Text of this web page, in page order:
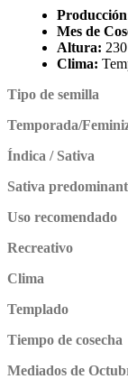
Mes de
Altura:
Clima:
Tipo de semilla
Temporada/
Índica / Sativa
Sativa
Uso recomendado
Recreativo
Clima
Templado
Tiempo de cosecha
Mediados de